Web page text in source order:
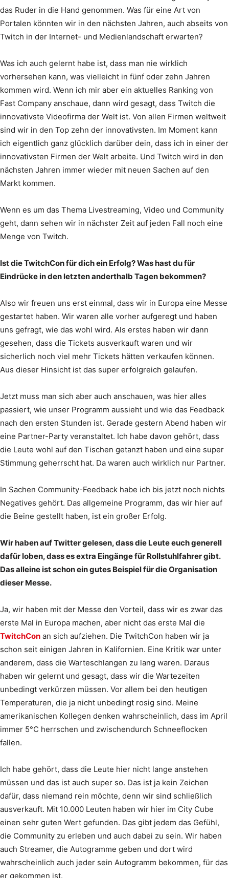
das Ruder in die Hand genommen. Was für eine Art von
Portalen könnten wir in den nächsten Jahren, auch abseits von
Twitch in der Internet- und Medienlandschaft erwarten?
Was ich auch gelernt habe ist, dass man nie wirklich
vorhersehen kann, was vielleicht in fünf oder zehn Jahren
kommen wird. Wenn ich mir aber ein aktuelles Ranking von
Fast Company anschaue, dann wird gesagt, dass Twitch die
innovativste Videofirma der Welt ist. Von allen Firmen weltweit
sind wir in den Top zehn der innovativsten. Im Moment kann
ich eigentlich ganz glücklich darüber dein, dass ich in einer der
innovativsten Firmen der Welt arbeite. Und Twitch wird in den
nächsten Jahren immer wieder mit neuen Sachen auf den
Markt kommen.
Wenn es um das Thema Livestreaming, Video und Community
geht, dann sehen wir in nächster Zeit auf jeden Fall noch eine
Menge von Twitch.
Ist die TwitchCon für dich ein Erfolg? Was hast du für
Eindrücke in den letzten anderthalb Tagen bekommen?
Also wir freuen uns erst einmal, dass wir in Europa eine Messe
gestartet haben. Wir waren alle vorher aufgeregt und haben
uns gefragt, wie das wohl wird. Als erstes haben wir dann
gesehen, dass die Tickets ausverkauft waren und wir
sicherlich noch viel mehr Tickets hätten verkaufen können.
Aus dieser Hinsicht ist das super erfolgreich gelaufen.
Jetzt muss man sich aber auch anschauen, was hier alles
passiert, wie unser Programm aussieht und wie das Feedback
nach den ersten Stunden ist. Gerade gestern Abend haben wir
eine Partner-Party veranstaltet. Ich habe davon gehört, dass
die Leute wohl auf den Tischen getanzt haben und eine super
Stimmung geherrscht hat. Da waren auch wirklich nur Partner.
In Sachen Community-Feedback habe ich bis jetzt noch nichts
Negatives gehört. Das allgemeine Programm, das wir hier auf
die Beine gestellt haben, ist ein großer Erfolg.
Wir haben auf Twitter gelesen, dass die Leute euch generell
dafür loben, dass es extra Eingänge für Rollstuhlfahrer gibt.
Das alleine ist schon ein gutes Beispiel für die Organisation
dieser Messe.
Ja, wir haben mit der Messe den Vorteil, dass wir es zwar das
erste Mal in Europa machen, aber nicht das erste Mal die
TwitchCon an sich aufziehen. Die TwitchCon haben wir ja
schon seit einigen Jahren in Kalifornien. Eine Kritik war unter
anderem, dass die Warteschlangen zu lang waren. Daraus
haben wir gelernt und gesagt, dass wir die Wartezeiten
unbedingt verkürzen müssen. Vor allem bei den heutigen
Temperaturen, die ja nicht unbedingt rosig sind. Meine
amerikanischen Kollegen denken wahrscheinlich, dass im April
immer 5°C herrschen und zwischendurch Schneeflocken
fallen.
Ich habe gehört, dass die Leute hier nicht lange anstehen
müssen und das ist auch super so. Das ist ja kein Zeichen
dafür, dass niemand rein möchte, denn wir sind schließlich
ausverkauft. Mit 10.000 Leuten haben wir hier im City Cube
einen sehr guten Wert gefunden. Das gibt jedem das Gefühl,
die Community zu erleben und auch dabei zu sein. Wir haben
auch Streamer, die Autogramme geben und dort wird
wahrscheinlich auch jeder sein Autogramm bekommen, für das
er gekommen ist.